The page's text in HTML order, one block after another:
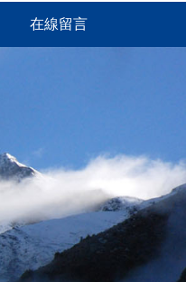
在線留言